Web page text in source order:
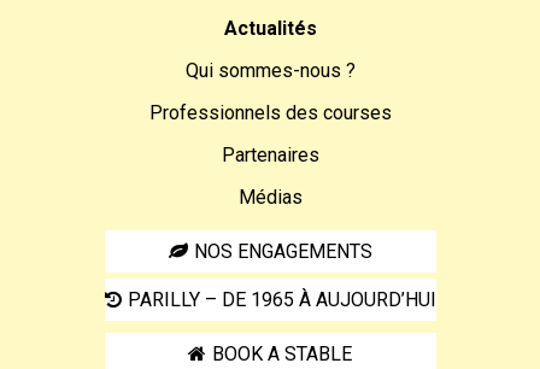
Actualités
Qui sommes-nous ?
Professionnels des courses
Partenaires
Médias
NOS ENGAGEMENTS
PARILLY – DE 1965 À AUJOURD’HUI
BOOK A STABLE